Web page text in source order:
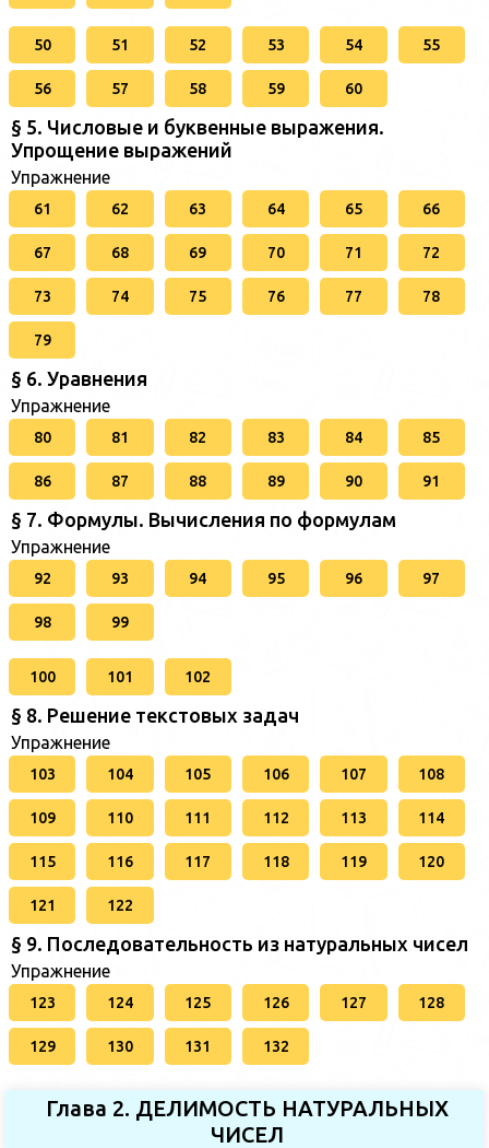
50 51 52 53 54 55
56 57 58 59 60
§ 5. Числовые и буквенные выражения.
Упрощение выражений
Упражнение
61 62 63 64 65 66
67 68 69 70 71 72
73 74 75 76 77 78
79
§ 6. Уравнения
Упражнение
80 81 82 83 84 85
86 87 88 89 90 91
§ 7. Формулы. Вычисления по формулам
Упражнение
92 93 94 95 96 97
98 99
100 101 102
§ 8. Решение текстовых задач
Упражнение
103 104 105 106 107 108
109 110 111 112 113 114
115 116 117 118 119 120
121 122
§ 9. Последовательность из натуральных чисел
Упражнение
123 124 125 126 127 128
129 130 131 132
Глава 2. ДЕЛИМОСТЬ НАТУРАЛЬНЫХ
ЧИСЕЛ